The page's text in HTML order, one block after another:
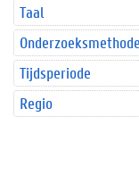
Taal
Onderzoeksmethode
Tijdsperiode
Regio